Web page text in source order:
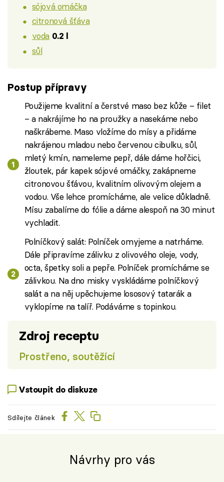
sójová omáčka
citronová šťáva
voda 0.2 l
sůl
Postup přípravy
Použijeme kvalitní a čerstvé maso bez kůže – filet
– a nakrájíme ho na proužky a nasekáme nebo
naškrábeme. Maso vložíme do mísy a přidáme
nakrájenou mladou nebo červenou cibulku, sůl,
mletý kmín, nameleme pepř, dále dáme hořčici,
žloutek, pár kapek sójové omáčky, zakápneme
citronovou šťávou, kvalitním olivovým olejem a
vodou. Vše lehce promícháme, ale velice důkladně.
Mísu zabalíme do fólie a dáme alespoň na 30 minut
vychladit.
Polníčkový salát: Polníček omyjeme a natrháme.
Dále připravíme zálivku z olivového oleje, vody,
octa, špetky soli a pepře. Polníček promícháme se
zálivkou. Na dno misky vyskládáme polníčkový
salát a na něj upěchujeme lososový tatarák a
vyklopíme na talíř. Podáváme s topinkou.
Zdroj receptu
Prostřeno, soutěžící
Vstoupit do diskuze
Sdílejte článek
Návrhy pro vás